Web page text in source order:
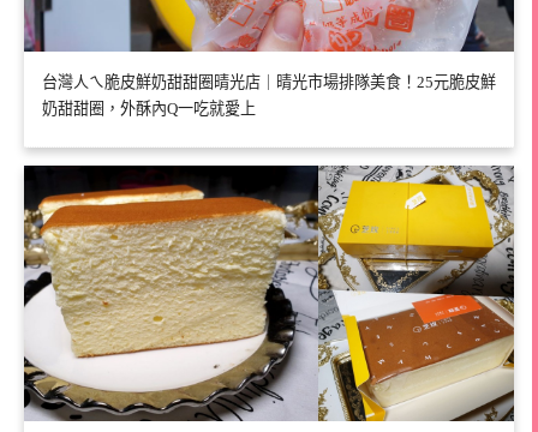
台灣人ㄟ脆皮鮮奶甜甜圈晴光店｜晴光市場排隊美食！25元脆皮鮮
奶甜甜圈，外酥內Q一吃就愛上